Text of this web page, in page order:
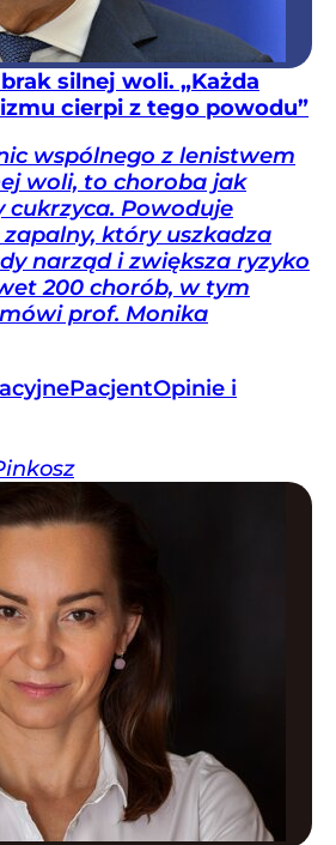
silnej woli. „Każda
cierpi z tego powodu”
wspólnego z lenistwem
woli, to choroba jak
cukrzyca. Powoduje
który uszkadza
narząd i zwiększa ryzyko
200 chorób, w tym
prof. Monika
PacjentOpinie i